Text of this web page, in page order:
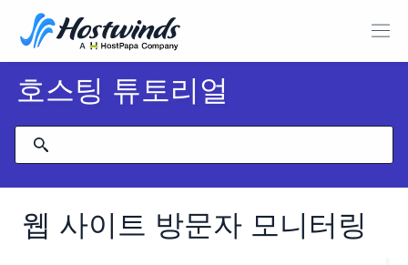
호스팅 튜토리얼
웹 사이트 방문자 모니터링